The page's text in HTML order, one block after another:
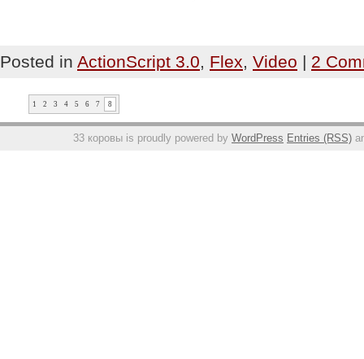
Posted in ActionScript 3.0, Flex, Video | 2
1 2 3 4 5 6 7 8
33 коровы is proudly powered by WordPress Entries (RSS)